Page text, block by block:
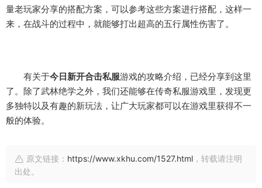
量老玩家分享的搭配方案，可以参考这些方案进行搭配，这样一
来，在战斗的过程中，就能够打出超高的五行属性伤害了。
有关于今日新开合击私服游戏的攻略介绍，已经分享到这里
了。除了武林绝学之外，我们还能够在传奇私服游戏里，发现更
多独特以及有趣的新玩法，让广大玩家都可以在游戏里获得不一
般的体验。
原文链接： https://www.xkhu.com/1527.html ，转载请注明
出处。